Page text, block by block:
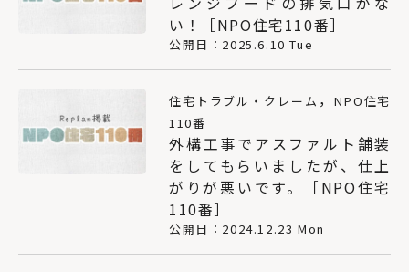
い！［NPO住宅110番］
公開日：2025.6.10 Tue
住宅トラブル・クレーム ，NPO住宅
110番
外構工事でアスファルト舗装
をしてもらいましたが、仕上
がりが悪いです。［NPO住宅
110番］
公開日：2024.12.23 Mon